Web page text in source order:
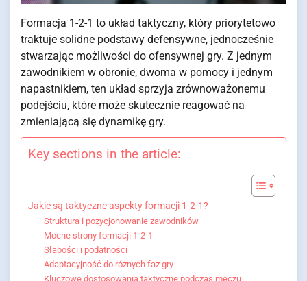
Formacja 1-2-1 to układ taktyczny, który priorytetowo
traktuje solidne podstawy defensywne, jednocześnie
stwarzając możliwości do ofensywnej gry. Z jednym
zawodnikiem w obronie, dwoma w pomocy i jednym
napastnikiem, ten układ sprzyja zrównoważonemu
podejściu, które może skutecznie reagować na
zmieniającą się dynamikę gry.
Key sections in the article:
Jakie są taktyczne aspekty formacji 1-2-1?
Struktura i pozycjonowanie zawodników
Mocne strony formacji 1-2-1
Słabości i podatności
Adaptacyjność do różnych faz gry
Kluczowe dostosowania taktyczne podczas meczu